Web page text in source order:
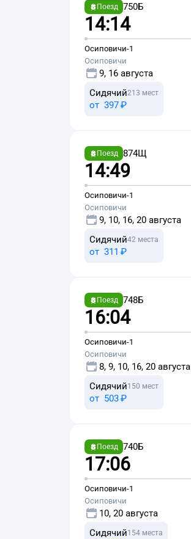
Поезд 750Б
14:14
Осиповичи-1
Осиповичи
9, 16 августа
Сидячий213 мест
от 397 ⁠₽
Поезд 874Щ
14:49
Осиповичи-1
Осиповичи
9, 10, 16, 20 августа
Сидячий42 места
от 311 ⁠₽
Поезд 748Б
16:04
Осиповичи-1
Осиповичи
8, 9, 10, 16, 20 августа
Сидячий150 мест
от 503 ⁠₽
Поезд 740Б
17:06
Осиповичи-1
Осиповичи
10, 20 августа
Сидячий154 места